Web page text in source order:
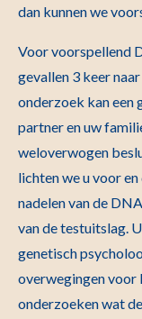
dan kunnen we
Voor voorspellend
gevallen 3 keer
onderzoek kan een
partner en uw
weloverwogen
lichten we u voor
nadelen van de
van de testuitslag.
genetisch
overwegingen voor
onderzoeken wat